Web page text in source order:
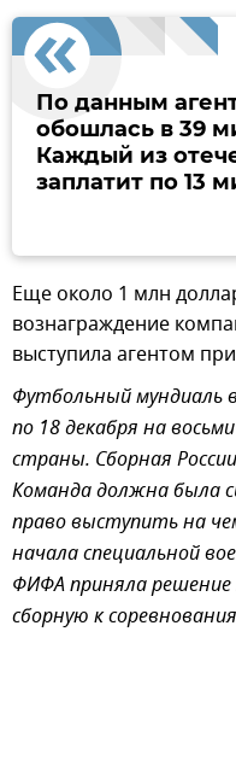
По данным
обошлась в 39
Каждый из
заплатит по 13
Еще около 1 млн
вознаграждение
выступила агентом
Футбольный мундиаль
по 18 декабря на
страны. Сборная
Команда должна была
право выступить на
начала специальной
ФИФА приняла решение
сборную к